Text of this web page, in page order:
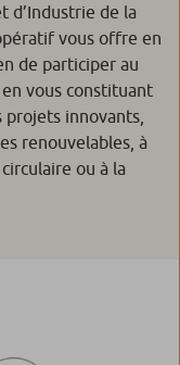
d’Industrie de la
vous offre en
de participer au
vous constituant
projets innovants,
renouvelables, à
ou à la